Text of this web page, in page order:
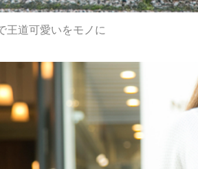
王道可愛いをモノに